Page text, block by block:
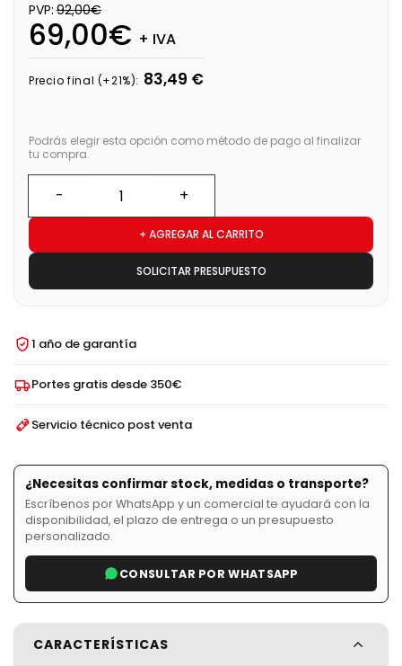
PVP: 92,00€
69,00€ + IVA
Precio final (+21%): 83,49 €
Podrás elegir esta opción como método de pago al finalizar
tu compra.
+ AGREGAR AL CARRITO
SOLICITAR PRESUPUESTO
1 año de garantía
Portes gratis desde 350€
Servicio técnico post venta
¿Necesitas confirmar stock, medidas o transporte?
Escríbenos por WhatsApp y un comercial te ayudará con la
disponibilidad, el plazo de entrega o un presupuesto
personalizado.
CONSULTAR POR WHATSAPP
CARACTERÍSTICAS